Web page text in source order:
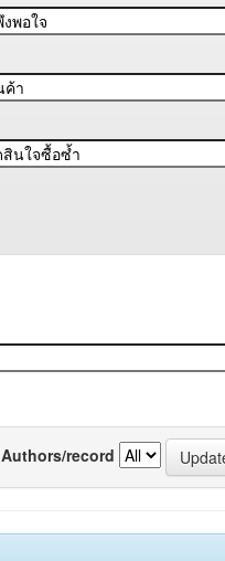
Authors/record